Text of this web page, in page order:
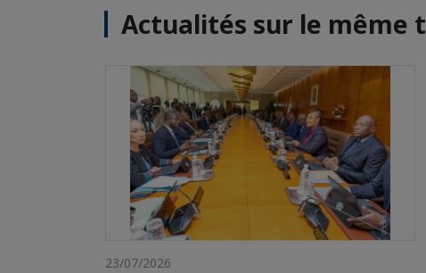
Actualités sur le même
23/07/2026